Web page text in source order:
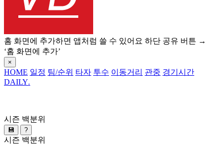
홈 화면에 추가하면 앱처럼 쓸 수 있어요 하단 공유 버튼 →
‘홈 화면에 추가’
×
HOME 일정 팀/순위 타자 투수 이동거리 관중 경기시간
DAILY.
시즌 백분위
💾 ?
시즌 백분위